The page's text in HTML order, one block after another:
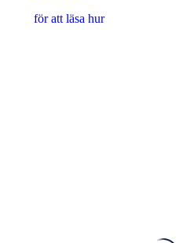
för att läsa hur